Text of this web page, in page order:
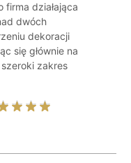
firma działająca
dwóch
dekoracji
się głównie na
zakres